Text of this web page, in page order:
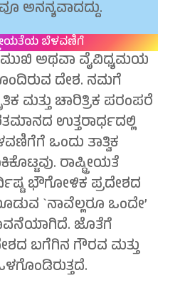
ಅನನ್ಯವಾದದ್ದು.
ಬೆಳವಣಿಗೆ
ಅಥವಾ ವೈವಿಧ್ಯಮಯ
ದೇಶ. ನಮಗೆ
ಮತ್ತು ಚಾರಿತ್ರಿಕ ಪರಂಪರೆ
ಉತ್ತರಾರ್ಧದಲ್ಲಿ
ಒಂದು ತಾತ್ವಿಕ
ರಾಷ್ಟ್ರೀಯತೆ
ಭೌಗೋಳಿಕ ಪ್ರದೇಶದ
`ನಾವೆಲ್ಲರೂ ಒಂದೇ’
ಜೊತೆಗೆ
ಬಗೆಗಿನ ಗೌರವ ಮತ್ತು